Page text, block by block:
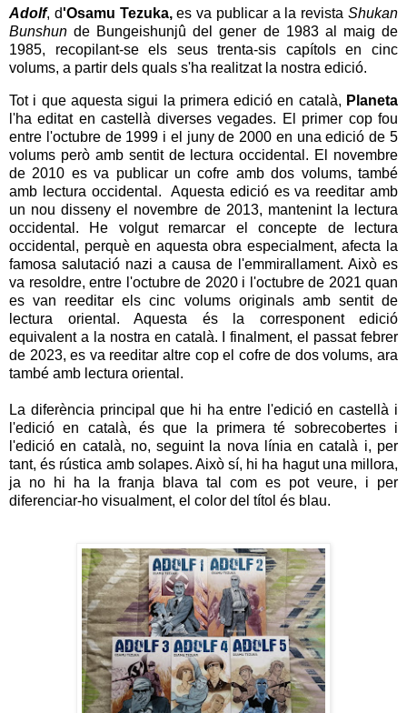
Adolf, d'Osamu Tezuka,es va publicar a la revistaShukan
Bunshun de Bungeishunjû del gener de 1983 al maig de
1985, recopilant-se els seus trenta-sis capítols en cinc
volums, a partir dels quals s'ha realitzat la nostra edició.
Tot i que aquesta sigui la primera edició en català, Planeta
l'ha editat en castellà diverses vegades. El primer cop fou
entre l'octubre de 1999 i el juny de 2000 en una edició de 5
volums però amb sentit de lectura occidental. El novembre
de 2010 es va publicar un cofre amb dos volums, també
amb lectura occidental. Aquesta edició es va reeditar amb
un nou disseny el novembre de 2013, mantenint la lectura
occidental. He volgut remarcar el concepte de lectura
occidental, perquè en aquesta obra especialment, afecta la
famosa salutació nazi a causa de l'emmirallament. Això es
va resoldre, entre l'octubre de 2020 i l'octubre de 2021 quan
es van reeditar els cinc volums originals amb sentit de
lectura oriental. Aquesta és la corresponent edició
equivalent a la nostra en català. I finalment, el passat febrer
de 2023, es va reeditar altre cop el cofre de dos volums, ara
també amb lectura oriental.
La diferència principal que hi ha entre l'edició en castellà i
l'edició en català, és que la primera té sobrecobertes i
l'edició en català, no, seguint la nova línia en català i, per
tant, és rústica amb solapes. Això sí, hi ha hagut una millora,
ja no hi ha la franja blava tal com es pot veure, i per
diferenciar-ho visualment, el color del títol és blau.